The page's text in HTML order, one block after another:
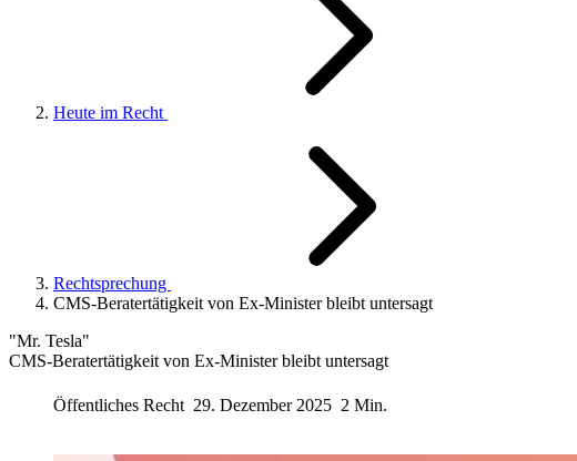
Heute im Recht
Rechtsprechung
CMS-Beratertätigkeit von Ex-Minister bleibt untersagt
"Mr. Tesla"
CMS-Beratertätigkeit von Ex-Minister bleibt untersagt
Öffentliches Recht 29. Dezember 2025 2 Min.